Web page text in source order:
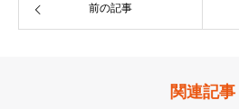
前の記事
関連記事